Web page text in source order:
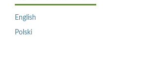
English
Polski